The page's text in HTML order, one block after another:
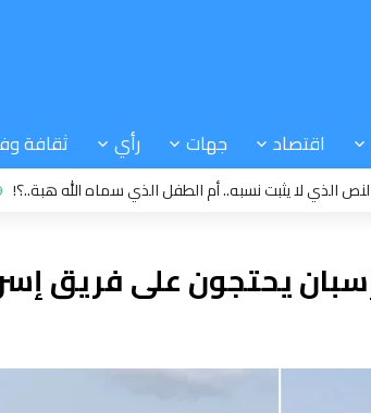
اقتصاد جهات رأي ثقافة
لا يثبت نسبه.. أم الطفل الذي سماه الله هبة..؟! 22:39
يحتجون على فريق